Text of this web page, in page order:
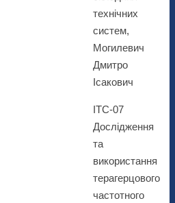
технічних
систем,
Могилевич
Дмитро
Ісакович
ІТС-07
Дослідження
та
використання
терагерцового
частотного